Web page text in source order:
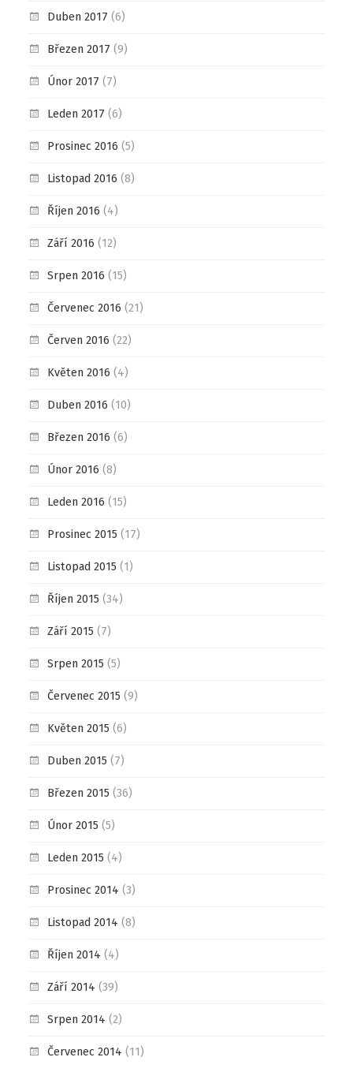
Duben 2017 (6)
Březen 2017 (9)
Únor 2017 (7)
Leden 2017 (6)
Prosinec 2016 (5)
Listopad 2016 (8)
Říjen 2016 (4)
Září 2016 (12)
Srpen 2016 (15)
Červenec 2016 (21)
Červen 2016 (22)
Květen 2016 (4)
Duben 2016 (10)
Březen 2016 (6)
Únor 2016 (8)
Leden 2016 (15)
Prosinec 2015 (17)
Listopad 2015 (1)
Říjen 2015 (34)
Září 2015 (7)
Srpen 2015 (5)
Červenec 2015 (9)
Květen 2015 (6)
Duben 2015 (7)
Březen 2015 (36)
Únor 2015 (5)
Leden 2015 (4)
Prosinec 2014 (3)
Listopad 2014 (8)
Říjen 2014 (4)
Září 2014 (39)
Srpen 2014 (2)
Červenec 2014 (11)